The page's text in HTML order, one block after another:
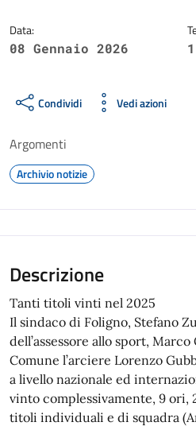
Data:
08 Gennaio 2026
Condividi Vedi azioni
Argomenti
Archivio notizie
Descrizione
Tanti titoli vinti nel 2025
Il sindaco di Foligno, Stefano
dell’assessore allo sport,
Comune l’arciere Lorenzo
a livello nazionale ed
vinto complessivamente, 9 ori,
titoli individuali e di squadra